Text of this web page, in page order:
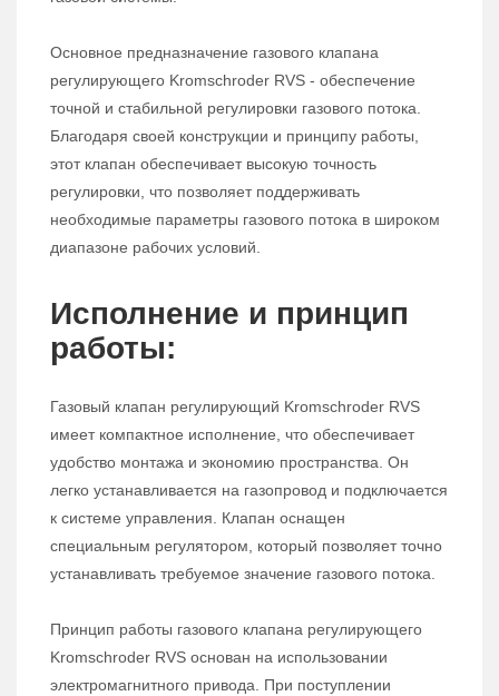
Основное предназначение газового клапана
регулирующего Kromschroder RVS - обеспечение
точной и стабильной регулировки газового потока.
Благодаря своей конструкции и принципу работы,
этот клапан обеспечивает высокую точность
регулировки, что позволяет поддерживать
необходимые параметры газового потока в широком
диапазоне рабочих условий.
Исполнение и принцип
работы:
Газовый клапан регулирующий Kromschroder RVS
имеет компактное исполнение, что обеспечивает
удобство монтажа и экономию пространства. Он
легко устанавливается на газопровод и подключается
к системе управления. Клапан оснащен
специальным регулятором, который позволяет точно
устанавливать требуемое значение газового потока.
Принцип работы газового клапана регулирующего
Kromschroder RVS основан на использовании
электромагнитного привода. При поступлении